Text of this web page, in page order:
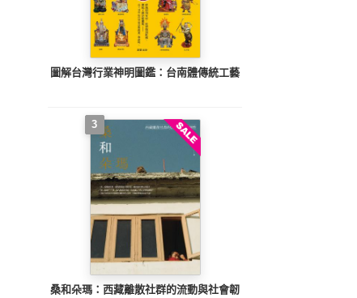
圖解台灣行業神明圖鑑：台南體傳統工藝
3
桑和朵瑪：西藏離散社群的流動與社會韌